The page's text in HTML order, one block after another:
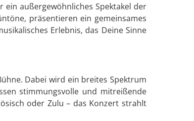
ein außergewöhnliches Spektakel der
präsentieren ein gemeinsames
Erlebnis, das Deine Sinne
Dabei wird ein breites Spektrum
stimmungsvolle und mitreißende
oder Zulu – das Konzert strahlt